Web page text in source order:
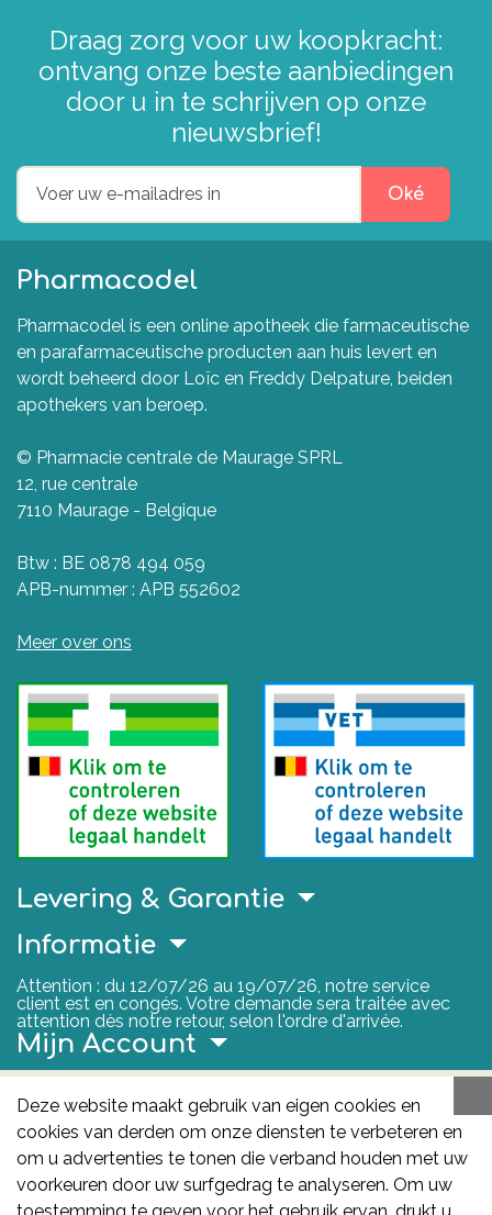
Draag zorg voor uw koopkracht:
ontvang onze beste aanbiedingen
door u in te schrijven op onze
nieuwsbrief!
Oké
Pharmacodel
Pharmacodel is een online apotheek die farmaceutische
en parafarmaceutische producten aan huis levert en
wordt beheerd door Loïc en Freddy Delpature, beiden
apothekers van beroep.
© Pharmacie centrale de Maurage SPRL
12, rue centrale
7110 Maurage - Belgique
Btw : BE 0878 494 059
APB-nummer : APB 552602
Meer over ons
Levering & Garantie
Deze website maakt gebruik van eigen cookies en
cookies van derden om onze diensten te verbeteren en
om u advertenties te tonen die verband houden met uw
voorkeuren door uw surfgedrag te analyseren. Om uw
Informatie
Attention : du 12/07/26 au 19/07/26, notre service
client est en congés. Votre demande sera traitée avec
attention dès notre retour, selon l'ordre d'arrivée.
Mijn Account
Nuttige Links
FAGG
Het FAGG is de bevoegde autoriteit voor
geneesmiddelen en gezondheidsproducten in België.